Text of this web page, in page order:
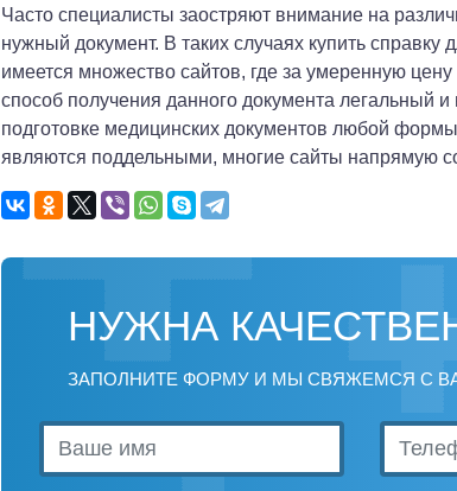
Часто специалисты заостряют внимание на
нужный документ. В таких случаях купить
имеется множество сайтов, где за умеренную
способ получения данного документа легальный
подготовке медицинских документов любой
являются поддельными, многие сайты напрямую
НУЖНА
ЗАПОЛНИТЕ ФОРМУ И МЫ СВЯЖЕМСЯ С